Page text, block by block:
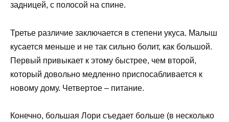
задницей, с полосой на спине.
Третье различие заключается в степени укуса. Малыш
кусается меньше и не так сильно болит, как большой.
Первый привыкает к этому быстрее, чем второй,
который довольно медленно приспосабливается к
новому дому. Четвертое – питание.
Конечно, большая Лори съедает больше (в несколько